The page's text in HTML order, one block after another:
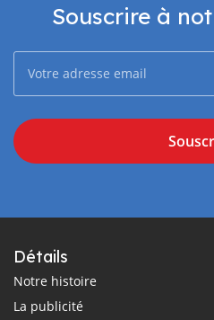
Souscrire à
Détails
Notre histoire
La publicité